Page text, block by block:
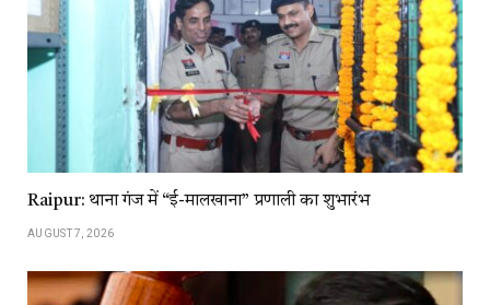
Raipur: थाना गंज में “ई-मालखाना” प्रणाली का शुभारंभ
AUGUST 7, 2026